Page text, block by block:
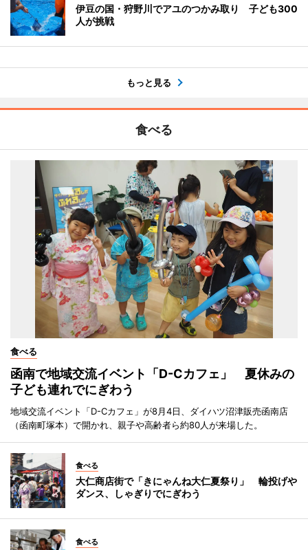
伊豆の国・狩野川でアユのつかみ取り 子ども300
人が挑戦
もっと見る
食べる
食べる
函南で地域交流イベント「D-Cカフェ」 夏休みの
子ども連れでにぎわう
地域交流イベント「D-Cカフェ」が8月4日、ダイハツ沼津販売函南店
（函南町塚本）で開かれ、親子や高齢者ら約80人が来場した。
食べる
大仁商店街で「きにゃんね大仁夏祭り」 輪投げや
ダンス、しゃぎりでにぎわう
食べる